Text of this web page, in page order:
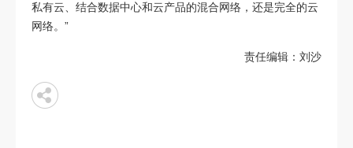
私有云、结合数据中心和云产品的混合网络，还是完全的云
网络。”
责任编辑：刘沙